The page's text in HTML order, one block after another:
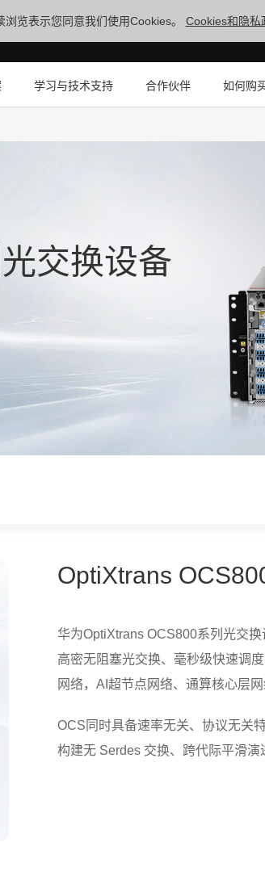
览表示您同意我们使用Cookies。 Cookies和隐私
学习与技术支持 合作伙伴 如何购
交换设备
OptiXtrans
华为OptiXtrans OCS800系列光交
高密无阻塞光交换、毫秒级快速调
网络，AI超节点网络、通算核心层
OCS同时具备速率无关、协议无关
构建无 Serdes 交换、跨代际平滑演